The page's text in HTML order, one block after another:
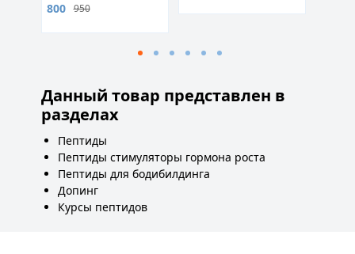
800 950
Данный товар представлен в
разделах
Пептиды
Пептиды стимуляторы гормона роста
Пептиды для бодибилдинга
Допинг
Курсы пептидов